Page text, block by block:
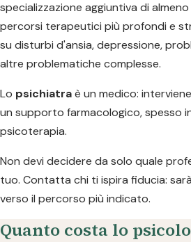
specializzazione aggiuntiva di
percorsi terapeutici più profondi e
su disturbi d'ansia, depressione,
altre problematiche complesse.
Lo psichiatraè un medico:
un supporto farmacologico, spesso
psicoterapia.
Non devi decidere da solo quale
tuo. Contatta chi ti ispira fiducia:
verso il percorso più indicato.
Quanto costa lo